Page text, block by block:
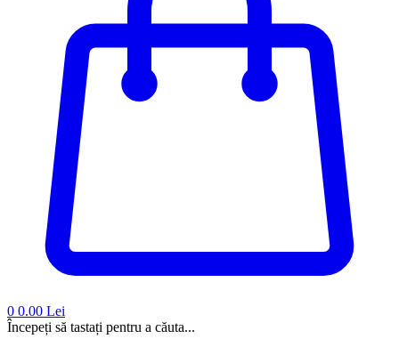
0 0.00 Lei
Începeți să tastați pentru a căuta...